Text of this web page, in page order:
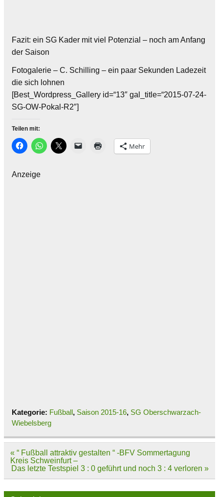
Fazit: ein SG Kader mit viel Potenzial – noch am Anfang
der Saison
Fotogalerie – C. Schilling – ein paar Sekunden Ladezeit
die sich lohnen
[Best_Wordpress_Gallery id=“13″ gal_title=“2015-07-24-
SG-OW-Pokal-R2″]
Teilen mit:
Mehr
Anzeige
Kategorie: Fußball, Saison 2015-16, SG Oberschwarzach-
Wiebelsberg
Beitragsnavigation
« “ Fußball attraktiv gestalten “ -BFV Sommertagung
Kreis Schweinfurt –
Das letzte Testspiel 3 : 0 geführt und noch 3 : 4 verloren »